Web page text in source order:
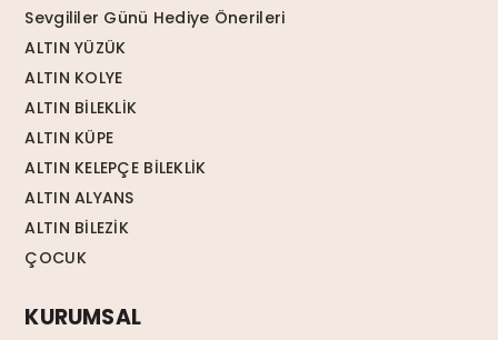
Sevgililer Günü Hediye Önerileri
ALTIN YÜZÜK
ALTIN KOLYE
ALTIN BİLEKLİK
ALTIN KÜPE
ALTIN KELEPÇE BİLEKLİK
ALTIN ALYANS
ALTIN BİLEZİK
ÇOCUK
KURUMSAL